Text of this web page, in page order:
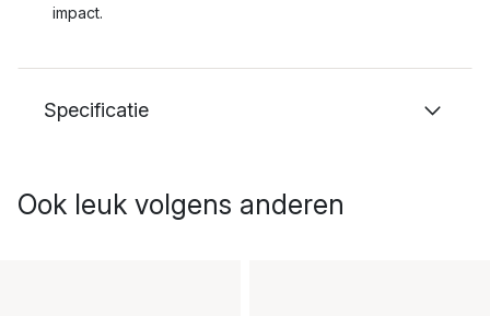
impact.
Specificatie
Ook leuk volgens anderen